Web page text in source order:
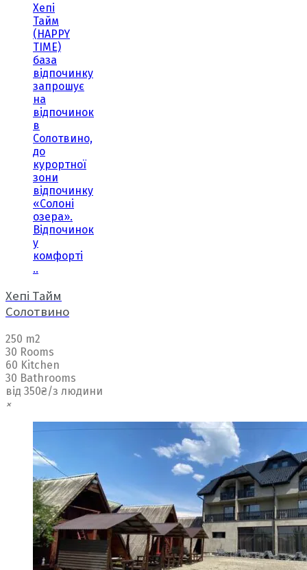
Хепі
Тайм
(HAPPY
TIME)
база
відпочинку
запрошує
на
відпочинок
в
Солотвино,
до
курортної
зони
відпочинку
«Солоні
озера».
Відпочинок
у
комфорті
..
Хепі Тайм
Солотвино
250 m2
30 Rooms
60 Kitchen
30 Bathrooms
від 350₴/з людини
×